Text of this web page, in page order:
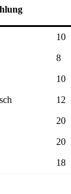
10
8
10
12
20
20
18